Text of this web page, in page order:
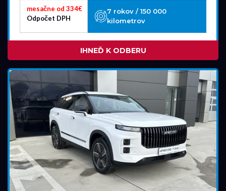
mesačne od 334€
Odpočet DPH
7 rokov / 150 000
kilometrov
IHNEĎ K ODBERU